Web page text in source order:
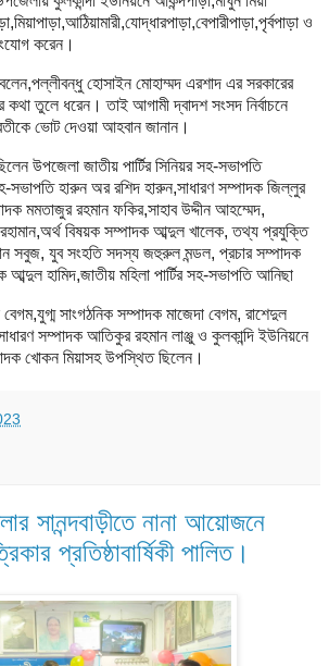
ও
করেন।
হোসাইন মোহাম্মদ এরশাদ এর সরকারের
কথা তুলে ধরেন। তাই আগামী দ্বাদশ সংসদ নির্বাচনে
ভোট দেওয়া আহবান জানান।
উপজেলা জাতীয় পার্টির সিনিয়র সহ-সভাপতি
সভাপতি হারুন অর রশিদ হারুন,সাধারণ সম্পাদক জিল্লুর
মমতাজুর রহমান ফকির,সাহাব উদ্দীন আহম্মেদ,
বিষয়ক সম্পাদক আব্দুল খালেক, তথ্য প্রযুক্তি
সবুজ, যুব সংহতি সদস্য জহুরুল মন্ডল, প্রচার সম্পাদক
হামিদ,জাতীয় মহিলা পার্টির সহ-সভাপতি আনিছা
সাংগঠনিক সম্পাদক মাজেদা বেগম, রাশেদুল
সম্পাদক আতিকুর রহমান লাঞ্জু ও কুলকান্দি ইউনিয়নে
খোকন মিয়াসহ উপস্থিত ছিলেন।
সানন্দবাড়ীতে নানা আয়োজনে
প্রতিষ্ঠাবার্ষিকী পালিত।